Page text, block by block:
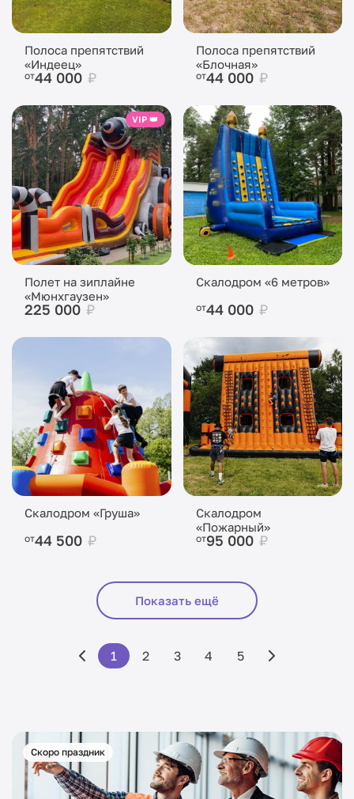
Полоса препятствий
«Индеец»
от44 000 ₽
Полоса препятствий
«Блочная»
от44 000 ₽
VIP 👑
Полет на зиплайне
«Мюнхгаузен»
225 000 ₽
Скалодром «6 метров»
от44 000 ₽
Скалодром «Груша»
от44 500 ₽
Скалодром
«Пожарный»
от95 000 ₽
Показать ещё
1 2 3 4 5
Скоро праздник